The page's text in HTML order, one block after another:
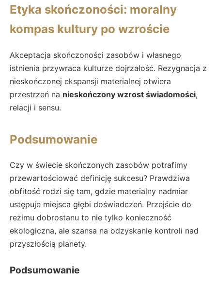
Etyka skończoności: moralny
kompas kultury po wzroście
Akceptacja skończoności zasobów i własnego
istnienia przywraca kulturze dojrzałość. Rezygnacja z
nieskończonej ekspansji materialnej otwiera
przestrzeń na nieskończony wzrost świadomości,
relacji i sensu.
Podsumowanie
Czy w świecie skończonych zasobów potrafimy
przewartościować definicję sukcesu? Prawdziwa
obfitość rodzi się tam, gdzie materialny nadmiar
ustępuje miejsca głębi doświadczeń. Przejście do
reżimu dobrostanu to nie tylko konieczność
ekologiczna, ale szansa na odzyskanie kontroli nad
przyszłością planety.
Podsumowanie